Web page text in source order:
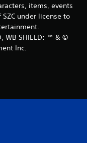
items, events
under license to
WB SHIELD: ™ & ©
Inc.